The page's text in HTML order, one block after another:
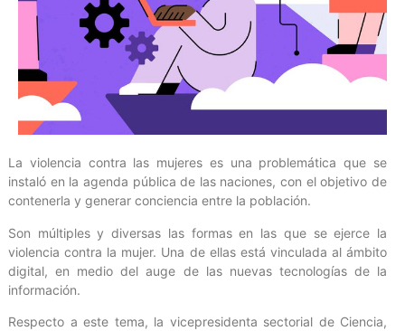
La violencia contra las mujeres es una problemática que se
instaló en la agenda pública de las naciones, con el objetivo de
contenerla y generar conciencia entre la población.
Son múltiples y diversas las formas en las que se ejerce la
violencia contra la mujer. Una de ellas está vinculada al ámbito
digital, en medio del auge de las nuevas tecnologías de la
información.
Respecto a este tema, la vicepresidenta sectorial de Ciencia,